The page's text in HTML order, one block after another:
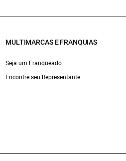
MULTIMARCAS E FRANQUIAS
Seja um Franqueado
Encontre seu Representante